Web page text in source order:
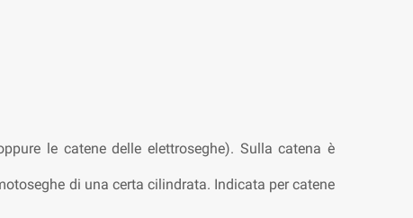
le catene delle elettroseghe). Sulla catena è
di una certa cilindrata. Indicata per catene